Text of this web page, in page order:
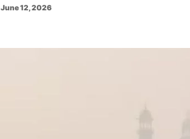
June 12, 2026